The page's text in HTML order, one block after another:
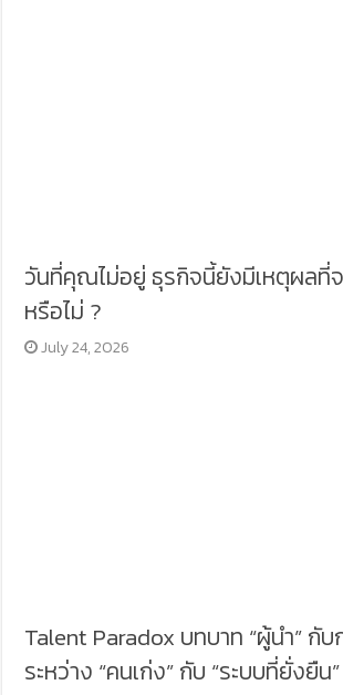
วันที่คุณไม่อยู่ ธุรกิจนี้ยังมีเหตุผลที่
หรือไม่ ?
July 24, 2026
Talent Paradox บทบาท “ผู้นำ” กั
ระหว่าง “คนเก่ง” กับ “ระบบที่ยั่งยืน”